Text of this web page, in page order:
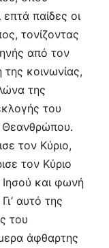
παίδες οι
τονίζοντας
από τον
κοινωνίας,
της
του
Θεανθρώπου.
τον Κύριο,
τον Κύριο
και φωνή
αυτό της
του
άφθαρτης